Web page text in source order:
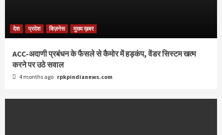
देश प्रदेश बिज़नेस मुख्य ख़बर
ACC-अदाणी प्रबंधन के फैसले से कैमोर में हड़कंप, वेंडर सिस्टम खत्म
करने पर उठे सवाल
4 months ago rpkpindianews.com